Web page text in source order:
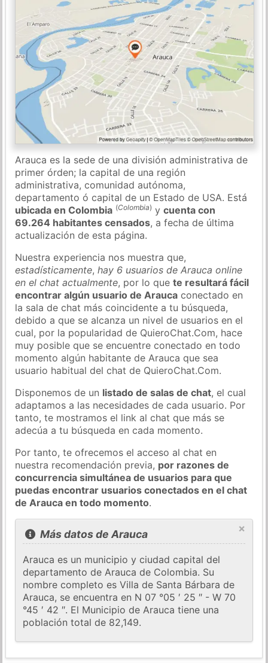
Arauca es la sede de una división administrativa de
primer órden; la capital de una región
administrativa, comunidad autónoma,
departamento ó capital de un Estado de USA. Está
ubicada en Colombia (Colombia) ycuenta con
69.264 habitantes censados, a fecha de última
actualización de esta página.
Nuestra experiencia nos muestra que,
estadísticamente,hay 6 usuarios de Arauca online
en el chat actualmente, por lo quete resultará fácil
encontrar algún usuario de Arauca conectado en
la sala de chat más coincidente a tu búsqueda,
debido a que se alcanza un nivel de usuarios en el
cual, por la popularidad de QuieroChat.Com, hace
muy posible que se encuentre conectado en todo
momento algún habitante de Arauca que sea
usuario habitual del chat de QuieroChat.Com.
Disponemos de un listado de salas de chat, el cual
adaptamos a las necesidades de cada usuario. Por
tanto, te mostramos el link al chat que más se
adecúa a tu búsqueda en cada momento.
Por tanto, te ofrecemos el acceso al chat en
nuestra recomendación previa, por razones de
concurrencia simultánea de usuarios para que
puedas encontrar usuarios conectados en el chat
de Arauca en todo momento.
×
Más datos de Arauca
Arauca es un municipio y ciudad capital del
departamento de Arauca de Colombia. Su
nombre completo es Villa de Santa Bárbara de
Arauca, se encuentra en N 07 °05 ′ 25 ″ - W 70
°45 ′ 42 ″. El Municipio de Arauca tiene una
población total de 82,149.